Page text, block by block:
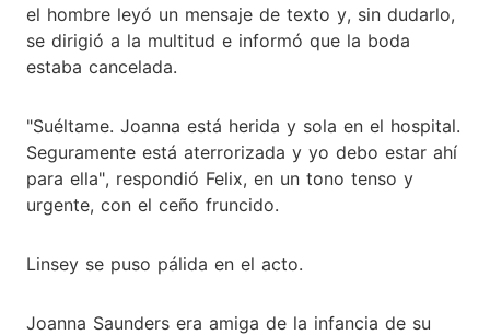
el hombre leyó un mensaje de texto y, sin dudarlo,
se dirigió a la multitud e informó que la boda
estaba cancelada.
"Suéltame. Joanna está herida y sola en el hospital.
Seguramente está aterrorizada y yo debo estar ahí
para ella", respondió Felix, en un tono tenso y
urgente, con el ceño fruncido.
Linsey se puso pálida en el acto.
Joanna Saunders era amiga de la infancia de su